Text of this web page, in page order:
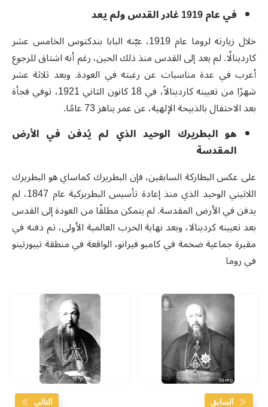
في عام 1919 غادر القدس ولم يعد
خلال زيارته لروما عام 1919، عيّنه البابا بندكتوس الخامس عشر
كاردينالًا. لم يعد إلى القدس منذ ذلك الحين، رغم أنه اشتاق للرجوع
أعرب في عدة مناسبات عن رغبته في العودة. وبعد ثلاثة عشر
شهرًا من تعيينه كاردينالاً، في 18 كانون الثاني 1921، توفي فجأة
بعد الاحتفال بالذبيحة الإلهية، عن عمر يناهز 73 عامًا.
هو البطريرك الوحيد الذي لم يُدفن في الأرض
المقدسة
على عكس البطاركة السابقين، فإن البطريرك كماساي هو البطريرك
اللاتيني الوحيد الذي منذ إعادة تأسيس البطريركية عام 1847، لم
يدفن في الأرض المقدسة. لم يتمكن مطلقًا من العودة إلى القدس
بعد تعيينه كردينالا، وبعد نهاية الحرب العالمية الأولى، تم دفنه في
مقبرة جماعية ضخمة في كامبو فيرانو، الواقعة في منطقة تيبورتينو
في روما
السابق التالي